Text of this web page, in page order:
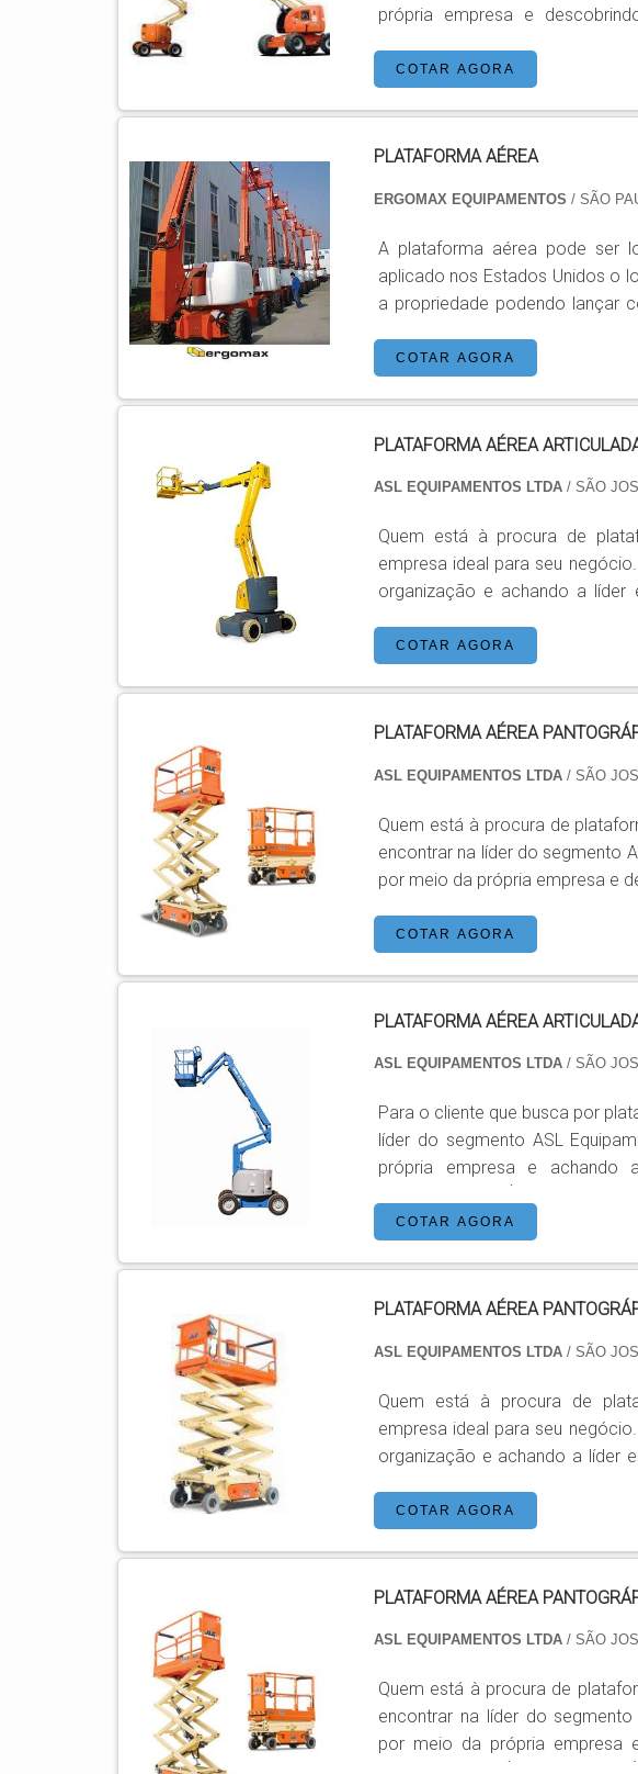
própria empresa e descobrindo a
trabalho em uma
móveis ...
COTAR AGORA
PLATAFORMA AÉREA
ERGOMAX EQUIPAMENTOS / SÃO
A plataforma aérea pode ser
aplicado nos Estados Unidos o
a propriedade podendo lançar
melhor aproveitamento do uso da plataforma
Plataforma tesoura GTJZ10;
COTAR AGORA
PLATAFORMA AÉREA
ASL EQUIPAMENTOS LTDA / SÃO
Quem está à procura de
empresa ideal para seu
organização e achando a líder em qualidade.
eficiência com qualidade e rapidez no
COTAR AGORA
PLATAFORMA AÉREA
ASL EQUIPAMENTOS LTDA / SÃO
Quem está à procura de
encontrar na líder do segmento
por meio da própria empresa e
Equipamentos alcançará
COTAR AGORA
PLATAFORMA AÉREA
ASL EQUIPAMENTOS LTDA / SÃO
Para o cliente que busca por
líder do segmento ASL
própria empresa e achando a líder em
aérea articulada em uma
COTAR AGORA
PLATAFORMA AÉREA
ASL EQUIPAMENTOS LTDA / SÃO
Quem está à procura de
empresa ideal para seu
organização e achando a líder
encontrará precisão com qualidade e
COTAR AGORA
PLATAFORMA AÉREA
ASL EQUIPAMENTOS LTDA / SÃO
Quem está à procura de
encontrar na líder do
por meio da própria empresa e